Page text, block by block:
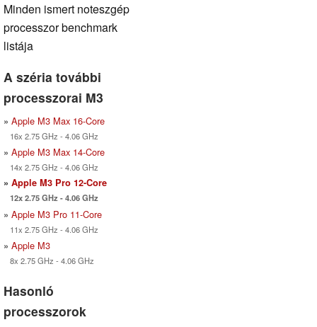
Minden ismert noteszgép
processzor benchmark
listája
A széria további
processzorai M3
» Apple M3 Max 16-Core
16x 2.75 GHz - 4.06 GHz
» Apple M3 Max 14-Core
14x 2.75 GHz - 4.06 GHz
» Apple M3 Pro 12-Core
12x 2.75 GHz - 4.06 GHz
» Apple M3 Pro 11-Core
11x 2.75 GHz - 4.06 GHz
» Apple M3
8x 2.75 GHz - 4.06 GHz
Hasonló
processzorok